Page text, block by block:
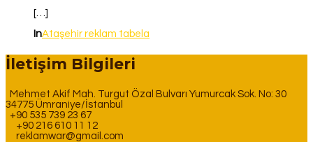
[…]
InAtaşehir reklam tabela
İletişim Bilgileri
Mehmet Akif Mah. Turgut Özal Bulvarı Yumurcak Sok. No: 30
34775 Ümraniye/İstanbul
+90 535 739 23 67
+90 216 610 11 12
reklamwar@gmail.com